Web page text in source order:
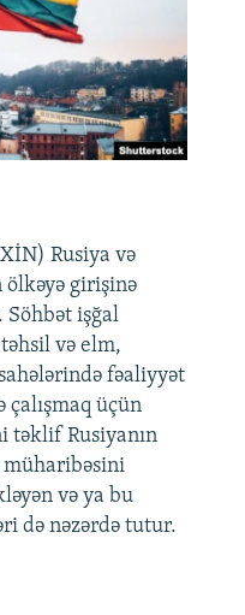
Rusiya və
ölkəyə girişinə
Söhbət işğal
və elm,
fəaliyyət
çalışmaq üçün
təklif Rusiyanın
müharibəsini
və ya bu
də nəzərdə tutur.